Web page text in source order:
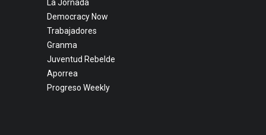
La Jornada
Democracy Now
Trabajadores
Granma
Juventud Rebelde
Aporrea
Progreso Weekly